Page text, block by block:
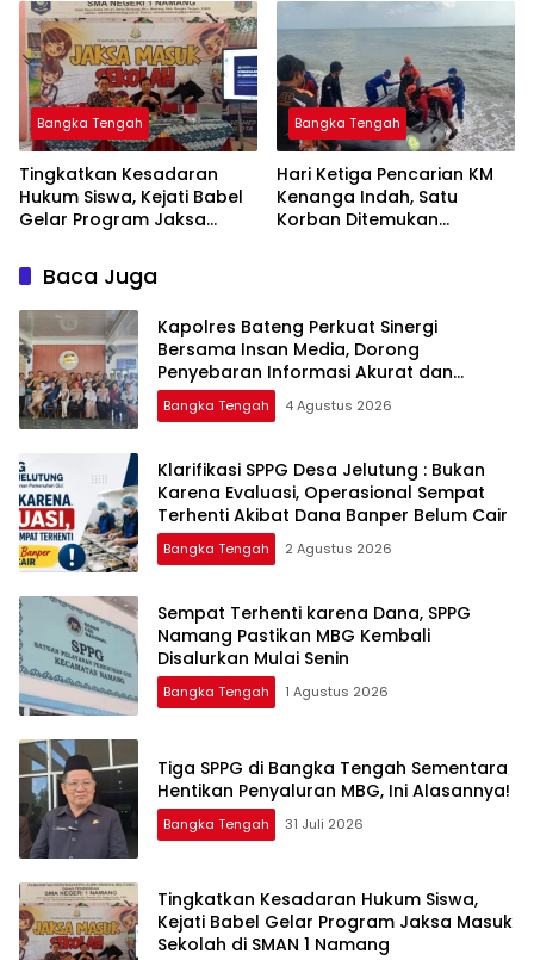
Bangka Tengah
Tingkatkan Kesadaran
Hukum Siswa, Kejati Babel
Gelar Program Jaksa
Namang
Bangka Tengah
Hari Ketiga Pencarian KM
Kenanga Indah, Satu
Korban Ditemukan
Baca Juga
‎Kapolres Bateng Perkuat Sinergi
Bersama Insan Media, Dorong
Penyebaran Informasi Akurat dan
Layanan Polri 110
Bangka Tengah 4 Agustus 2026
‎Klarifikasi SPPG Desa Jelutung : Bukan
Karena Evaluasi, Operasional Sempat
Terhenti Akibat Dana Banper Belum Cair
Bangka Tengah 2 Agustus 2026
‎Sempat Terhenti karena Dana, SPPG
Namang Pastikan MBG Kembali
Disalurkan Mulai Senin
Bangka Tengah 1 Agustus 2026
‎Tiga SPPG di Bangka Tengah Sementara
Bangka Tengah 31 Juli 2026
Tingkatkan Kesadaran Hukum Siswa,
Kejati Babel Gelar Program Jaksa Masuk
Sekolah di SMAN 1 Namang